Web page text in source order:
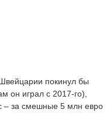
покинул бы
он играл с 2017-го),
– за смешные 5 млн евро